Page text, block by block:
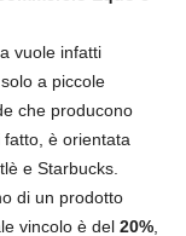
vuole infatti
a piccole
che producono
è orientata
e Starbucks.
di un prodotto
vincolo è del 20%